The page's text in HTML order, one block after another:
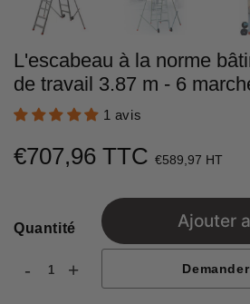
L'escabeau à la norme
de travail 3.87 m - 6
1 avis
€707,96 TTC €589,97 HT
Quantité
- +
Ajouter